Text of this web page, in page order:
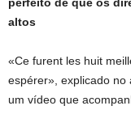
altos
«Ce furent les huit
espérer», explicado no
um vídeo que